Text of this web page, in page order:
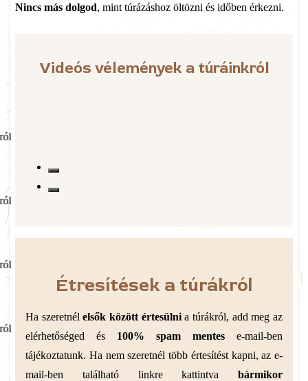
Nincs más dolgod, mint túrázáshoz öltözni és időben érkezni.
Videós vélemények a túráinkról
Étresítések a túrákról
Ha szeretnélelsők között értesülnia túrákról, add meg az
elérhetőséged és 100% spam mentes e-mail-ben
tájékoztatunk. Ha nem szeretnél több értesítést kapni, az e-
mail-ben található linkre kattintva bármikor